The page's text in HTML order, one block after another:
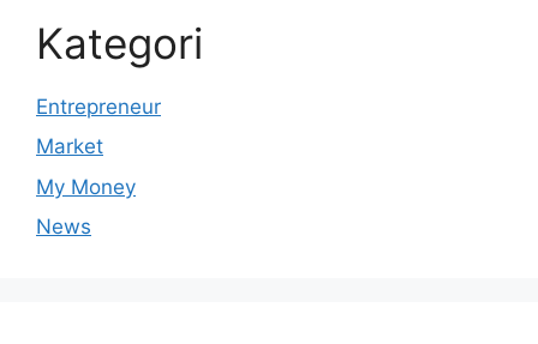
Kategori
Entrepreneur
Market
My Money
News